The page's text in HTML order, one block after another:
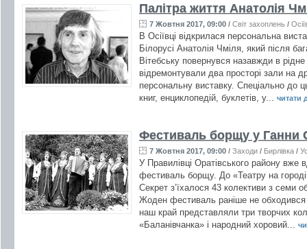
Палітра життя Анатолія
7 Жовтня 2017, 09:00 / Світ захоплень /
В Осіївці відкрилася персональна
Білорусі Анатолія Чміля, який після
Вітебську повернувся назавжди в
відремонтували два просторі зали на
персональну виставку. Спеціально до
книг, енциклопедій, буклетів, у...
читати
Фестиваль борщу у Ганни
7 Жовтня 2017, 09:00 / Заходи / Бирлівка /
У Правилівці Оратівського району вже
фестиваль борщу. До «Театру на
Секрет з’їхалося 43 колективи з семи
Жоден фестиваль раніше не обходився
наш край представляли три творчих
«Баланівчанка» і народний хоровий...